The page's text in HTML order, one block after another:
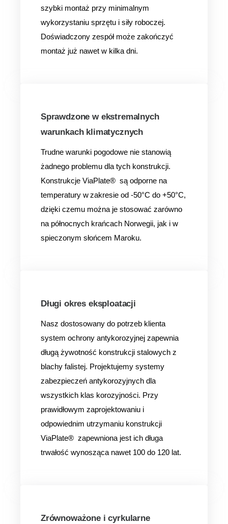
szybki montaż przy minimalnym
wykorzystaniu sprzętu i siły roboczej.
Doświadczony zespół może zakończyć
montaż już nawet w kilka dni.
Sprawdzone w ekstremalnych
warunkach klimatycznych
Trudne warunki pogodowe nie stanowią
żadnego problemu dla tych konstrukcji.
Konstrukcje ViaPlate® są odporne na
temperatury w zakresie od -50°C do +50°C,
dzięki czemu można je stosować zarówno
na północnych krańcach Norwegii, jak i w
spieczonym słońcem Maroku.
Długi okres eksploatacji
Nasz dostosowany do potrzeb klienta
system ochrony antykorozyjnej zapewnia
długą żywotność konstrukcji stalowych z
blachy falistej. Projektujemy systemy
zabezpieczeń antykorozyjnych dla
wszystkich klas korozyjności. Przy
prawidłowym zaprojektowaniu i
odpowiednim utrzymaniu konstrukcji
ViaPlate® zapewniona jest ich długa
trwałość wynosząca nawet 100 do 120 lat.
Zrównoważone i cyrkularne